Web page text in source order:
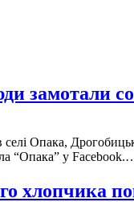
замотали
селі Опака,
“Опака” y
хлопчика